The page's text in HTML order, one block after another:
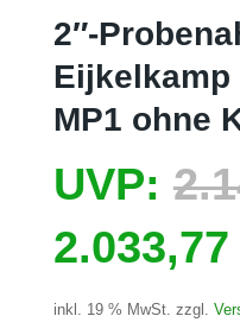
2″-
Eijkelkamp
MP1 ohne
UVP:
2.033,77
inkl. 19 % MwSt. zzgl.